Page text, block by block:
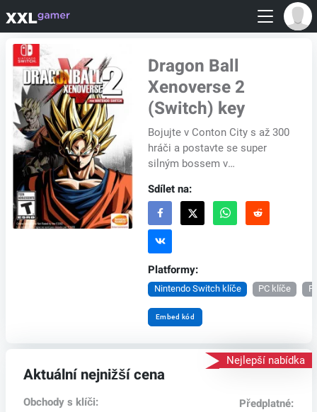
Dragon Ball
Xenoverse 2
(Switch) key
Bojujte v Conton City s až 300
hráči a postavte se super
silným bossem v
neposlední řadě si vytvořte
vlastní postavičku ve sty...
Sdílet na:
Platformy:
Nintendo Switch klíče PC klíče
Embed kód
Nejlepší nabídka
Aktuální nejnižší cena
Obchody s klíči: Předplatné: